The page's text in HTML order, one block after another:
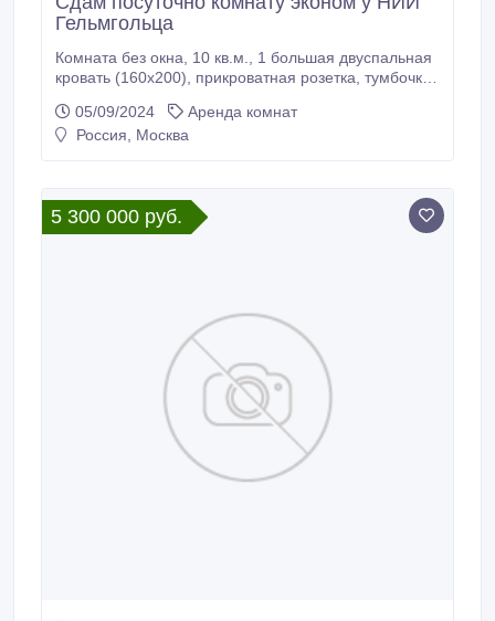
Гельмгольца
Комната без окна, 10 кв.м., 1 большая двуспальная
кровать (160х200), прикроватная розетка, тумбочка,
на Садовом кольце в центре Москвы, окна выходят
на тихий, охраняемый двор. Во дворе парковка,
и светлых тонах.
05/09/2024
Аренда комнат
Россия, Москва
5 300 000 руб.